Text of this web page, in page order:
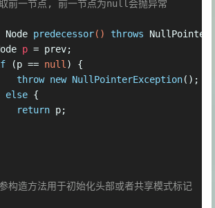
前一节点, 前一节点为null会抛异常
Node predecessor() throws
p = prev;
(p == null) {
throw new NullPointerException();
else {
return p;
构造方法用于初始化头部或者共享模式标记